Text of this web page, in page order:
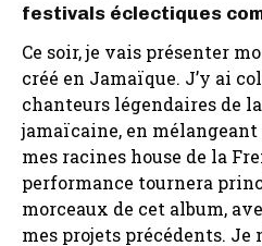
festivals éclectiques
Ce soir, je vais présenter
créé en Jamaïque. J’y ai
chanteurs légendaires de
jamaïcaine, en
mes racines house de la
performance tournera
morceaux de cet album,
mes projets précédents. Je